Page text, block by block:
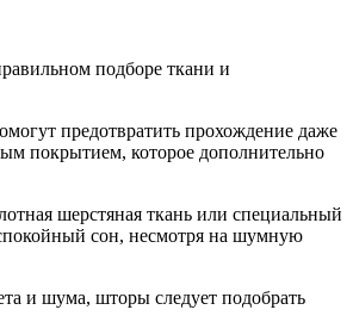
подборе ткани и
предотвратить прохождение даже
покрытием, которое дополнительно
шерстяная ткань или специальный
сон, несмотря на шумную
и шума, шторы следует подобрать